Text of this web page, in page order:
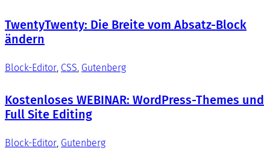
TwentyTwenty: Die Breite vom Absatz-Block
ändern
Block-Editor, CSS, Gutenberg
Kostenloses WEBINAR: WordPress-Themes und
Full Site Editing
Block-Editor, Gutenberg